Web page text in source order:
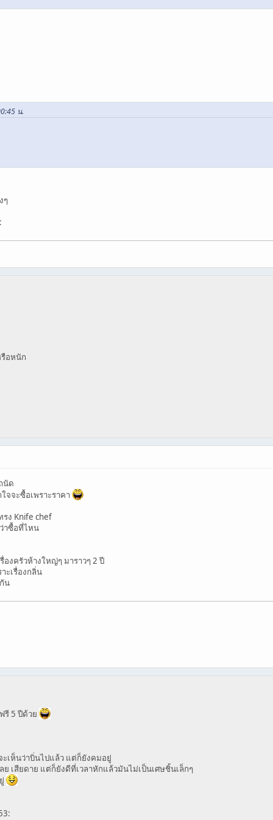
น.
ๆ
รือหนัก
นัด
จจะซื้อเพราะราคา
ง Knife chef
าซื้อที่ไหน
งครัวห้างใหญ่ๆ มาราวๆ 2 ปี
ะเรื่องกลิ่น
น
รี 5 ปีด้วย
เห็นว่าบิ่นไปแล้ว แต่ก็ยังคมอยู่
เสียดาย แต่ก็ยังดีที่เวลาหักแล้วมันไม่เป็นเศษชิ้นเล็กๆ